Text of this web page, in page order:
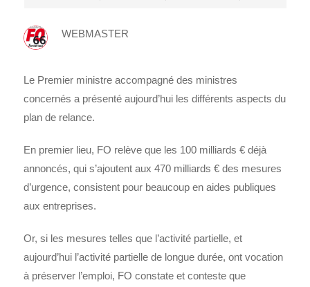
WEBMASTER
Le Premier ministre accompagné des ministres
concernés a présenté aujourd’hui les différents aspects du
plan de relance.
En premier lieu, FO relève que les 100 milliards € déjà
annoncés, qui s’ajoutent aux 470 milliards € des mesures
d’urgence, consistent pour beaucoup en aides publiques
aux entreprises.
Or, si les mesures telles que l’activité partielle, et
aujourd’hui l’activité partielle de longue durée, ont vocation
à préserver l’emploi, FO constate et conteste que